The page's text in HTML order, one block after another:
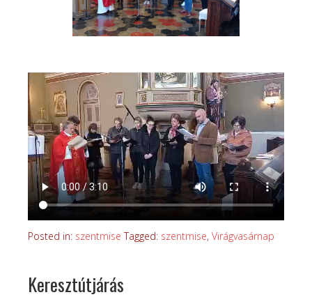
Posted in: szentmise Tagged: szentmise, Virágvasárnap
Keresztútjárás